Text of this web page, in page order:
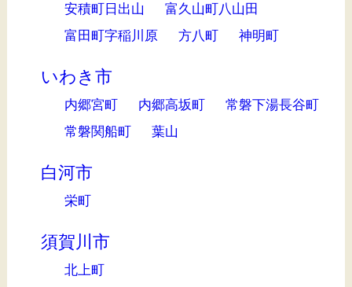
安積町日出山
富久山町八山田
富田町字稲川原
方八町 神明町
いわき市
内郷宮町 内郷高坂町
常磐下湯長谷町
常磐関船町
葉山
白河市
栄町
須賀川市
北上町